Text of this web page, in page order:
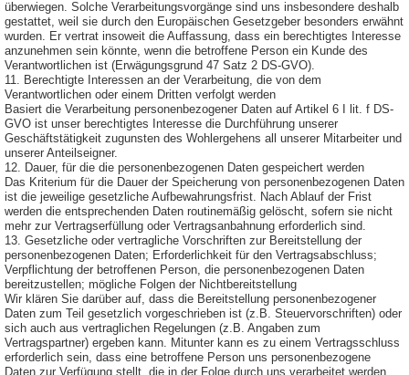
überwiegen. Solche Verarbeitungsvorgänge sind uns insbesondere deshalb
gestattet, weil sie durch den Europäischen Gesetzgeber besonders erwähnt
wurden. Er vertrat insoweit die Auffassung, dass ein berechtigtes Interesse
anzunehmen sein könnte, wenn die betroffene Person ein Kunde des
Verantwortlichen ist (Erwägungsgrund 47 Satz 2 DS-GVO).
11. Berechtigte Interessen an der Verarbeitung, die von dem
Verantwortlichen oder einem Dritten verfolgt werden
Basiert die Verarbeitung personenbezogener Daten auf Artikel 6 I lit. f DS-
GVO ist unser berechtigtes Interesse die Durchführung unserer
Geschäftstätigkeit zugunsten des Wohlergehens all unserer Mitarbeiter und
unserer Anteilseigner.
12. Dauer, für die die personenbezogenen Daten gespeichert werden
Das Kriterium für die Dauer der Speicherung von personenbezogenen Daten
ist die jeweilige gesetzliche Aufbewahrungsfrist. Nach Ablauf der Frist
werden die entsprechenden Daten routinemäßig gelöscht, sofern sie nicht
mehr zur Vertragserfüllung oder Vertragsanbahnung erforderlich sind.
13. Gesetzliche oder vertragliche Vorschriften zur Bereitstellung der
personenbezogenen Daten; Erforderlichkeit für den Vertragsabschluss;
Verpflichtung der betroffenen Person, die personenbezogenen Daten
bereitzustellen; mögliche Folgen der Nichtbereitstellung
Wir klären Sie darüber auf, dass die Bereitstellung personenbezogener
Daten zum Teil gesetzlich vorgeschrieben ist (z.B. Steuervorschriften) oder
sich auch aus vertraglichen Regelungen (z.B. Angaben zum
Vertragspartner) ergeben kann. Mitunter kann es zu einem Vertragsschluss
erforderlich sein, dass eine betroffene Person uns personenbezogene